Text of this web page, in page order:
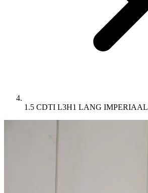
1.5 CDTI L3H1 LANG IMPERIAAL